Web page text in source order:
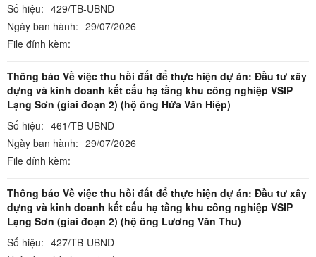
Số hiệu: 429/TB-UBND
Ngày ban hành: 29/07/2026
File đính kèm:
Thông báo Về việc thu hồi đất để thực hiện dự án: Đầu tư xây
dựng và kinh doanh kết cấu hạ tầng khu công nghiệp VSIP
Lạng Sơn (giai đoạn 2) (hộ ông Hứa Văn Hiệp)
Số hiệu: 461/TB-UBND
Ngày ban hành: 29/07/2026
File đính kèm:
Thông báo Về việc thu hồi đất để thực hiện dự án: Đầu tư xây
dựng và kinh doanh kết cấu hạ tầng khu công nghiệp VSIP
Lạng Sơn (giai đoạn 2) (hộ ông Lương Văn Thu)
Số hiệu: 427/TB-UBND